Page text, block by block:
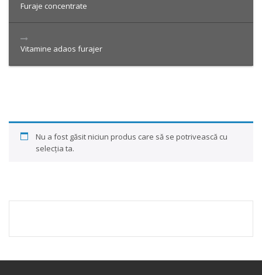
Furaje concentrate
Vitamine adaos furajer
Nu a fost găsit niciun produs care să se potrivească cu
selecția ta.